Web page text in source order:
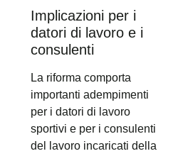
Implicazioni per i
datori di lavoro e i
consulenti
La riforma comporta
importanti adempimenti
per i datori di lavoro
sportivi e per i consulenti
del lavoro incaricati della